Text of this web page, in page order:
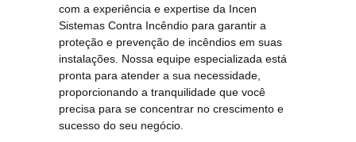
com a experiência e expertise da Incen
Sistemas Contra Incêndio para garantir a
proteção e prevenção de incêndios em suas
instalações. Nossa equipe especializada está
pronta para atender a sua necessidade,
proporcionando a tranquilidade que você
precisa para se concentrar no crescimento e
sucesso do seu negócio.